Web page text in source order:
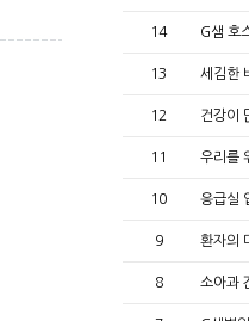
14 G샘 호
13 세김한
12 건강이
11 우리를
10 응급실
9 환자의
8 소아과